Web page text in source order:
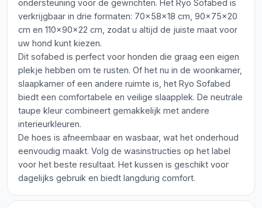
ondersteuning voor de gewrichten. Het Ryo Sofabed is
verkrijgbaar in drie formaten: 70x58x18 cm, 90x75x20
cm en 110x90x22 cm, zodat u altijd de juiste maat voor
uw hond kunt kiezen.
Dit sofabed is perfect voor honden die graag een eigen
plekje hebben om te rusten. Of het nu in de woonkamer,
slaapkamer of een andere ruimte is, het Ryo Sofabed
biedt een comfortabele en veilige slaapplek. De neutrale
taupe kleur combineert gemakkelijk met andere
interieurkleuren.
De hoes is afneembaar en wasbaar, wat het onderhoud
eenvoudig maakt. Volg de wasinstructies op het label
voor het beste resultaat. Het kussen is geschikt voor
dagelijks gebruik en biedt langdurig comfort.